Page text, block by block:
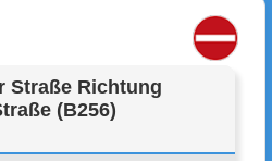
Straße Richtung
(B256)